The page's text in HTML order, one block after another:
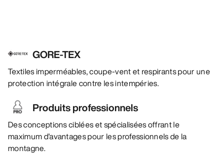
GORE-TEX
Textiles imperméables, coupe-vent et respirants pour une
protection intégrale contre les intempéries.
Produits professionnels
Des conceptions ciblées et spécialisées offrant le
maximum d’avantages pour les professionnels de la
montagne.